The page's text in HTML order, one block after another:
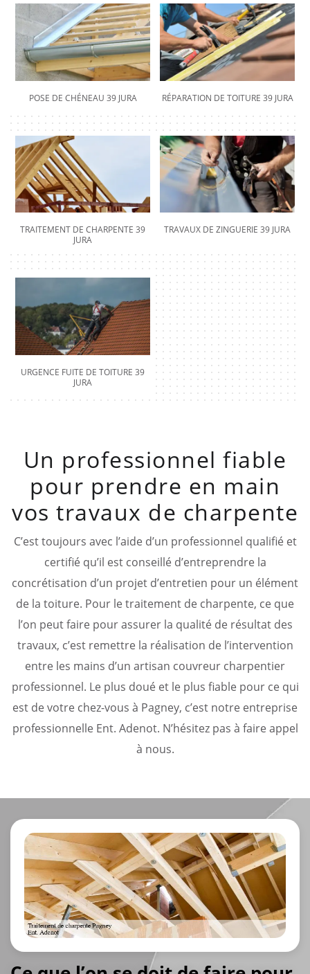
POSE DE CHÉNEAU 39 JURA RÉPARATION DE TOITURE 39 JURA
TRAITEMENT DE CHARPENTE 39
JURA
TRAVAUX DE ZINGUERIE 39 JURA
URGENCE FUITE DE TOITURE 39
JURA
Un professionnel fiable
pour prendre en main
vos travaux de charpente
C’est toujours avec l’aide d’un professionnel qualifié et
certifié qu’il est conseillé d’entreprendre la
concrétisation d’un projet d’entretien pour un élément
de la toiture. Pour le traitement de charpente, ce que
l’on peut faire pour assurer la qualité de résultat des
travaux, c’est remettre la réalisation de l’intervention
entre les mains d’un artisan couvreur charpentier
professionnel. Le plus doué et le plus fiable pour ce qui
est de votre chez-vous à Pagney, c’est notre entreprise
professionnelle Ent. Adenot. N’hésitez pas à faire appel
à nous.